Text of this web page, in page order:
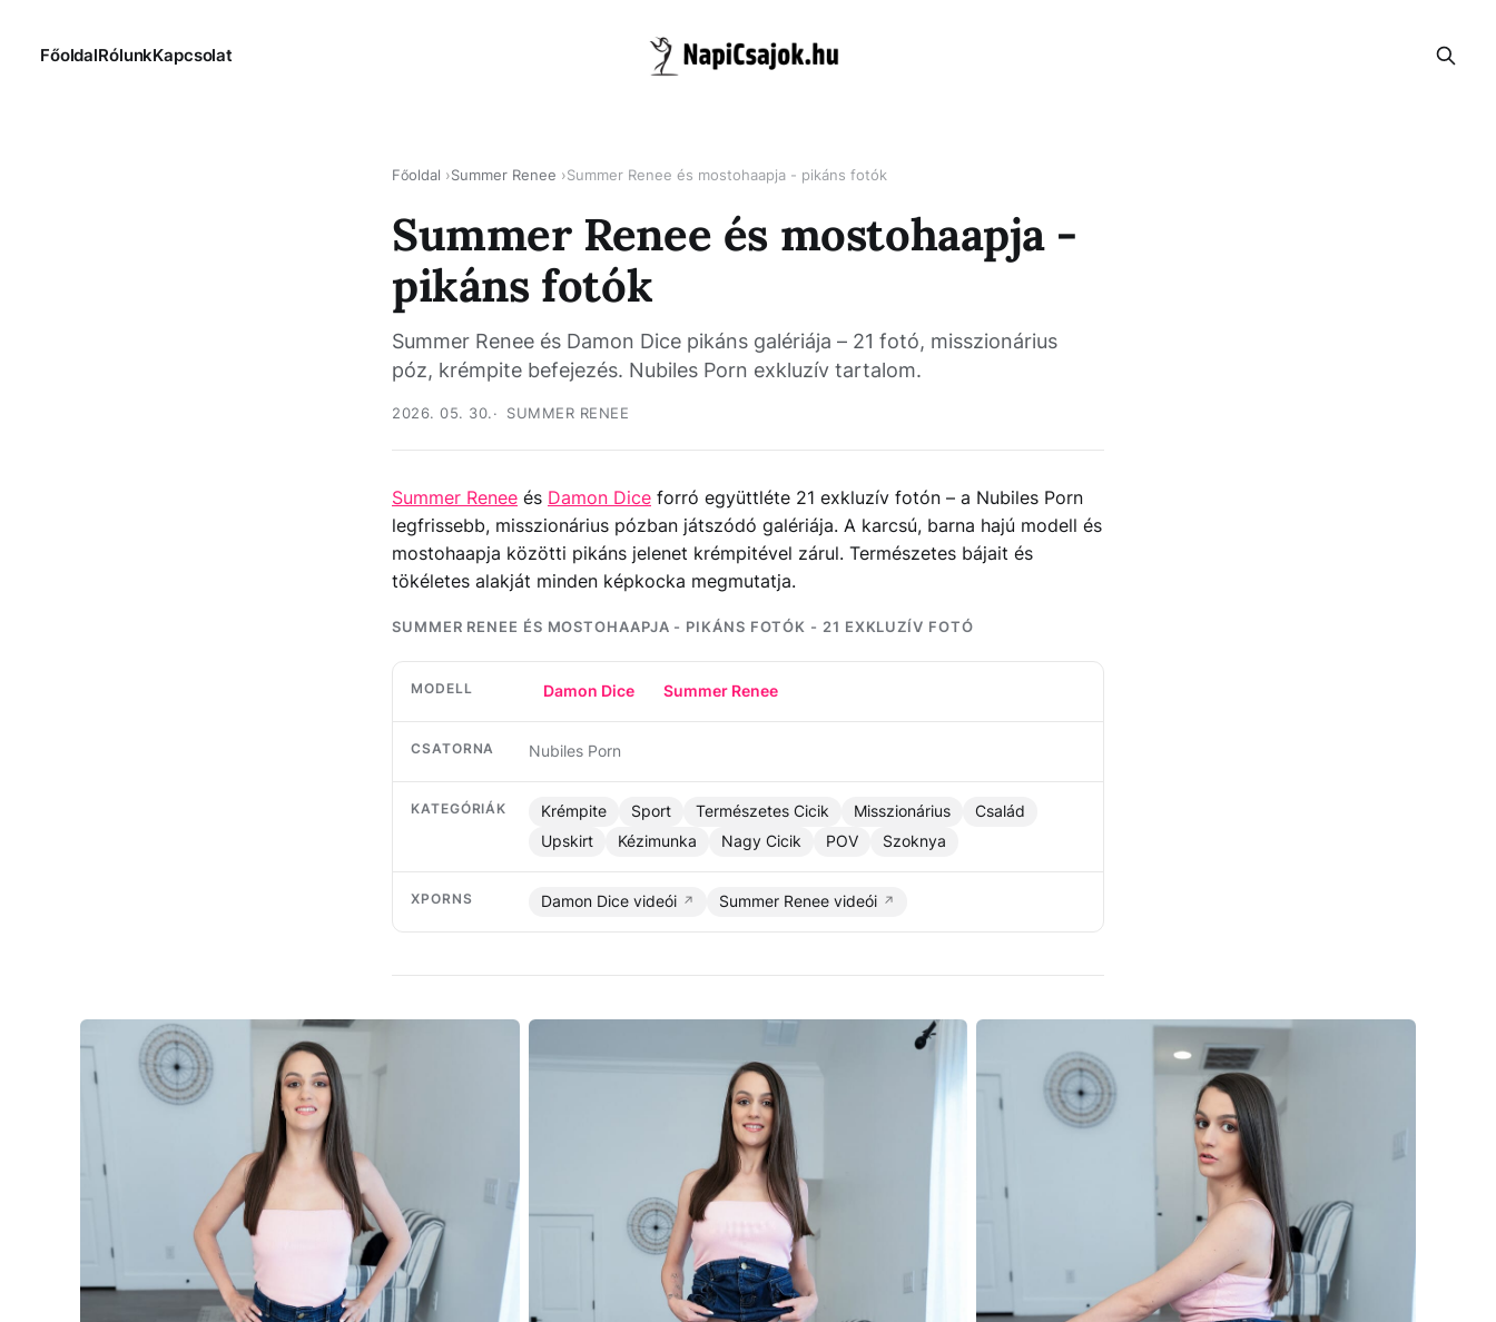
FőoldalRólunkKapcsolat
Főoldal Summer Renee Summer Renee és mostohaapja - pikáns fotók
Summer Renee és mostohaapja -
pikáns fotók
Summer Renee és Damon Dice pikáns galériája – 21 fotó, misszionárius
póz, krémpite befejezés. Nubiles Porn exkluzív tartalom.
2026. 05. 30. SUMMER RENEE
Summer Renee és Damon Dice forró együttléte 21 exkluzív fotón – a Nubiles Porn
legfrissebb, misszionárius pózban játszódó galériája. A karcsú, barna hajú modell és
mostohaapja közötti pikáns jelenet krémpitével zárul. Természetes bájait és
tökéletes alakját minden képkocka megmutatja.
SUMMER RENEE ÉS MOSTOHAAPJA - PIKÁNS FOTÓK - 21 EXKLUZÍV FOTÓ
MODELL Damon Dice Summer Renee
CSATORNA Nubiles Porn
KATEGÓRIÁK Krémpite Sport Természetes Cicik Misszionárius
Család
Upskirt
Kézimunka Nagy Cicik POV Szoknya
XPORNS Damon Dice videói Summer Renee videói